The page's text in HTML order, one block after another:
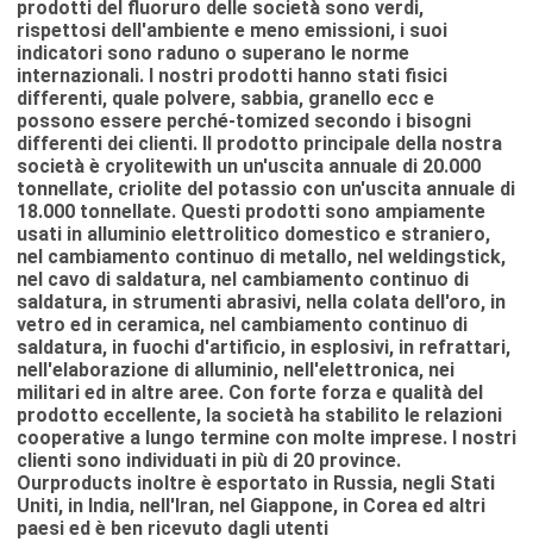
prodotti del fluoruro delle società sono verdi,
rispettosi dell'ambiente e meno emissioni, i suoi
indicatori sono raduno o superano le norme
internazionali. I nostri prodotti hanno stati fisici
differenti, quale polvere, sabbia, granello ecc e
possono essere perché-tomized secondo i bisogni
differenti dei clienti. Il prodotto principale della nostra
società è cryolitewith un un'uscita annuale di 20.000
tonnellate, criolite del potassio con un'uscita annuale di
18.000 tonnellate. Questi prodotti sono ampiamente
usati in alluminio elettrolitico domestico e straniero,
nel cambiamento continuo di metallo, nel weldingstick,
nel cavo di saldatura, nel cambiamento continuo di
saldatura, in strumenti abrasivi, nella colata dell'oro, in
vetro ed in ceramica, nel cambiamento continuo di
saldatura, in fuochi d'artificio, in esplosivi, in refrattari,
nell'elaborazione di alluminio, nell'elettronica, nei
militari ed in altre aree. Con forte forza e qualità del
prodotto eccellente, la società ha stabilito le relazioni
cooperative a lungo termine con molte imprese. I nostri
clienti sono individuati in più di 20 province.
Ourproducts inoltre è esportato in Russia, negli Stati
Uniti, in India, nell'Iran, nel Giappone, in Corea ed altri
paesi ed è ben ricevuto dagli utenti